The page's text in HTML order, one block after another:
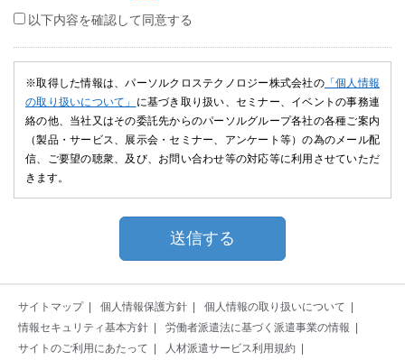
以下内容を確認して同意する
※取得した情報は、パーソルクロステクノロジー株式会社の「個人情報
の取り扱いについて」
に基づき取り扱い、セミナー、イベントの事務連
絡の他、当社又はその委託先からのパーソルグループ各社の各種ご案内
（製品・サービス、展示会・セミナー、アンケート等）の為のメール配
信、ご要望の聴衆、及び、お問い合わせ等の対応等に利用させていただ
きます。
サイトマップ 個人情報保護方針
個人情報の取り扱いについて
情報セキュリティ基本方針
労働者派遣法に基づく派遣事業の情報
サイトのご利用にあたって
人材派遣サービス利用規約